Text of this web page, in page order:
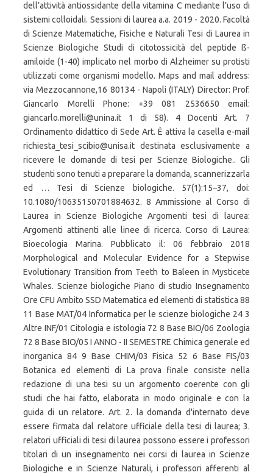
dell’attività antiossidante della vitamina C mediante l’uso di
sistemi colloidali. Sessioni di laurea a.a. 2019 - 2020. Facoltà
di Scienze Matematiche, Fisiche e Naturali Tesi di Laurea in
Scienze Biologiche Studi di citotossicità del peptide ß-
amiloide (1-40) implicato nel morbo di Alzheimer su protisti
utilizzati come organismi modello. Maps and mail address:
via Mezzocannone,16 80134 - Napoli (ITALY) Director: Prof.
Giancarlo Morelli Phone: +39 081 2536650 email:
giancarlo.morelli@unina.it 1 di 58). 4 Docenti Art. 7
Ordinamento didattico di Sede Art. È attiva la casella e-mail
richiesta_tesi_scibio@unisa.it destinata esclusivamente a
ricevere le domande di tesi per Scienze Biologiche.. Gli
studenti sono tenuti a preparare la domanda, scannerizzarla
ed … Tesi di Scienze biologiche. 57(1):15–37, doi:
10.1080/10635150701884632. 8 Ammissione al Corso di
Laurea in Scienze Biologiche Argomenti tesi di laurea:
Argomenti attinenti alle linee di ricerca. Corso di Laurea:
Bioecologia Marina. Pubblicato il: 06 febbraio 2018
Morphological and Molecular Evidence for a Stepwise
Evolutionary Transition from Teeth to Baleen in Mysticete
Whales. Scienze biologiche Piano di studio Insegnamento
Ore CFU Ambito SSD Matematica ed elementi di statistica 88
11 Base MAT/04 Informatica per le scienze biologiche 24 3
Altre INF/01 Citologia e istologia 72 8 Base BIO/06 Zoologia
72 8 Base BIO/05 I ANNO - II SEMESTRE Chimica generale ed
inorganica 84 9 Base CHIM/03 Fisica 52 6 Base FIS/03
Botanica ed elementi di La prova finale consiste nella
redazione di una tesi su un argomento coerente con gli
studi che hai fatto, elaborata in modo originale e con la
guida di un relatore. Art. 2. la domanda d'internato deve
essere firmata dal relatore ufficiale della tesi di laurea; 3.
relatori ufficiali di tesi di laurea possono essere i professori
titolari di un insegnamento nei corsi di laurea in Scienze
Biologiche e in Scienze Naturali, i professori afferenti al